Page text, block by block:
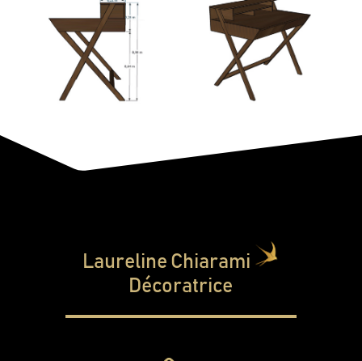
Laureline Chiarami
Décoratrice